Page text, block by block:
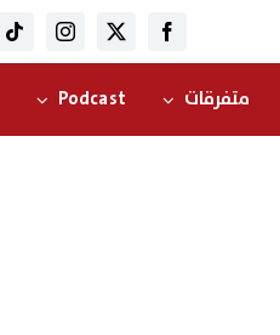
متفرقات Podcast